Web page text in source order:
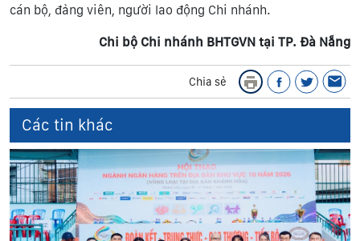
cán bộ, đảng viên, người lao động Chi nhánh.
Chi bộ Chi nhánh BHTGVN tại TP. Đà Nẵng
Chia sẻ
Các tin khác